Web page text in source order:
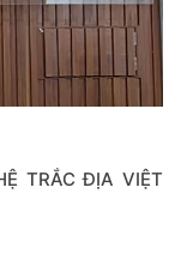
TRẮC ĐỊA VIỆT